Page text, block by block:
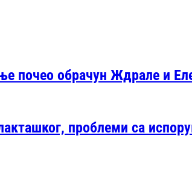
почео обрачун Ждрале и
проблеми са